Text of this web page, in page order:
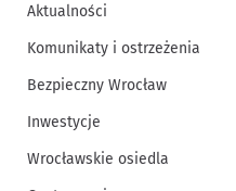
Aktualności
Komunikaty i ostrzeżenia
Bezpieczny Wrocław
Inwestycje
Wrocławskie osiedla